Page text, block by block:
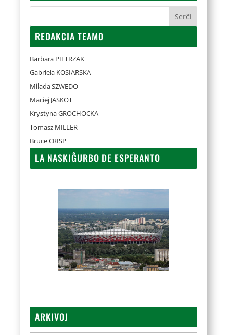
REDAKCIA TEAMO
Barbara PIETRZAK
Gabriela KOSIARSKA
Milada SZWEDO
Maciej JASKOT
Krystyna GROCHOCKA
Tomasz MILLER
Bruce CRISP
LA NASKIĜURBO DE ESPERANTO
ARKIVOJ